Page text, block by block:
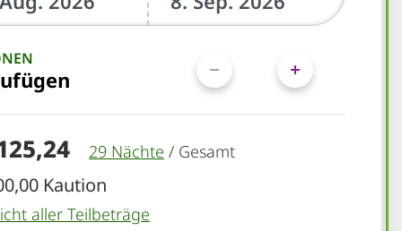
29 Nächte / Gesamt
Kaution
aller Teilbeträge